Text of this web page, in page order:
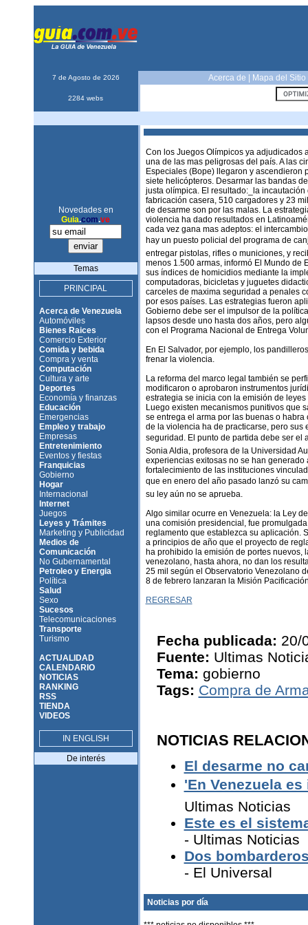
7 de Agosto de 2026 Acerca de Mapa del Sitio
2284 webs
Novedades en
Guia.com.ve
Temas
PRINCIPAL
Acerca de Venezuela
Automóviles
Bienes Raices
Comercio Exterior
Comida y bebida
Compra y venta
Computación
Cultura y arte
Deportes
Economía y finanzas
Educación
Emergencias
Empleo y trabajo
Empresas
Entretenimiento
Eventos y fiestas
Franquicias
Gobierno
Hogar
Internacional
Internet
Juegos
Leyes y Trámites
Marketing y Publicidad
Medios de
Comunicación
No Gubernamental
Petroleo y Energia
Política
Salud
Sexo
Sucesos
Telecomunicaciones
Transporte
Turismo
ACTUALIDAD
CALENDARIO
NOTICIAS
RANKING
RSS
TIENDA
VIDEOS
IN ENGLISH
De interés
Con los Juegos Olímpicos ya adjudicados
una de las mas peligrosas del país. A las
Especiales (Bope) llegaron y ascendieron
siete helicópteros. Desarmar las bandas
justa olímpica. El resultado:_la
fabricación casera, 510 cargadores y 23
de desarme son por las malas. La
violencia ha dado resultados en
cada vez gana mas adeptos: el
hay un puesto policial del programa de
entregar pistolas, rifles o municiones, y
menos 1.500 armas, informó El Mundo de
sus índices de homicidios mediante la
computadoras, bicicletas y juguetes
carceles de maxima seguridad a penales
por esos países. Las estrategias fueron
Gobierno debe ser el impulsor de la
lapsos desde uno hasta dos años, pero
con el Programa Nacional de Entrega
En El Salvador, por ejemplo, los
frenar la violencia.
La reforma del marco legal también se
modificaron o aprobaron instrumentos
estrategia se inicia con la emisión de
Luego existen mecanismos punitivos que
se entrega el arma por las buenas o
de la violencia ha de practicarse, pero
seguridad. El punto de partida debe ser el
Sonia Aldia, profesora de la Universidad
experiencias exitosas no se han
fortalecimiento de las instituciones
que en enero del año pasado lanzó su
su ley aún no se aprueba.
Algo similar ocurre en Venezuela: la Ley
una comisión presidencial, fue
reglamento que establezca su aplicación.
a principios de año que el proyecto de
ha prohibido la emisión de portes nuevos,
venezolano, hasta ahora, no dan los
25 mil según el Observatorio Venezolano
8 de febrero lanzaran la Misión
REGRESAR
Fecha publicada: 20/
Fuente: Ultimas
Tema: gobierno
Tags: Compra de
NOTICIAS
El desarme no
'En Venezuela
Ultimas Noticias
Este es el
- Ultimas Noticias
Dos
- El Universal
Noticias por día